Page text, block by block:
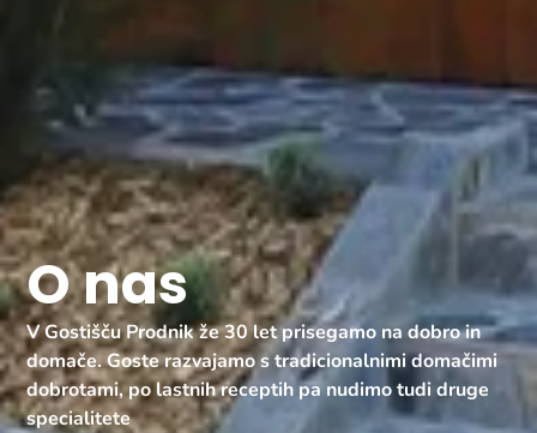
O nas
V Gostišču Prodnik že 30 let prisegamo na dobro in
domače. Goste razvajamo s tradicionalnimi domačimi
dobrotami, po lastnih receptih pa nudimo tudi druge
specialitete